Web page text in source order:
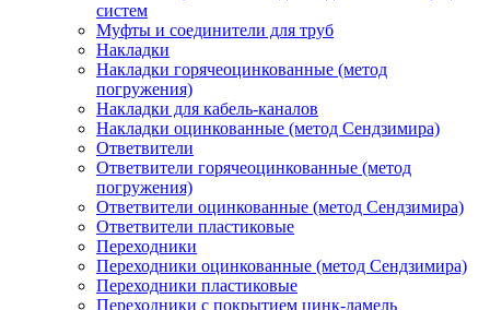
систем
Муфты и соединители для труб
Накладки
Накладки горячеоцинкованные (метод
погружения)
Накладки для кабель-каналов
Накладки оцинкованные (метод Сендзимира)
Ответвители
Ответвители горячеоцинкованные (метод
погружения)
Ответвители оцинкованные (метод Сендзимира)
Ответвители пластиковые
Переходники
Переходники оцинкованные (метод Сендзимира)
Переходники пластиковые
Переходники с покрытием цинк-ламель